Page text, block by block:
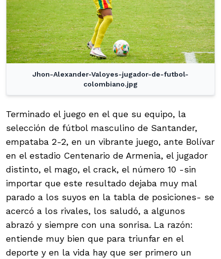
Jhon-Alexander-Valoyes-jugador-de-futbol-
colombiano.jpg
Terminado el juego en el que su equipo, la
selección de fútbol masculino de Santander,
empataba 2-2, en un vibrante juego, ante Bolívar
en el estadio Centenario de Armenia, el jugador
distinto, el mago, el crack, el número 10 -sin
importar que este resultado dejaba muy mal
parado a los suyos en la tabla de posiciones- se
acercó a los rivales, los saludó, a algunos
abrazó y siempre con una sonrisa. La razón:
entiende muy bien que para triunfar en el
deporte y en la vida hay que ser primero un